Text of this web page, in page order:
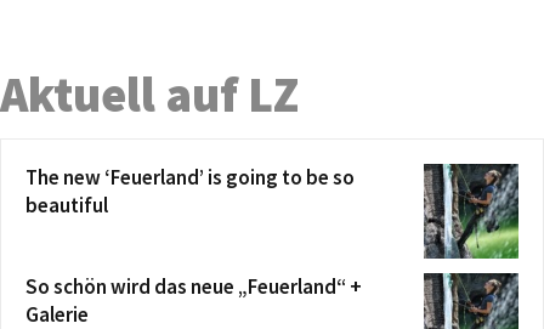
Aktuell auf LZ
The new ‘Feuerland’ is going to be so
beautiful
So schön wird das neue „Feuerland“ +
Galerie